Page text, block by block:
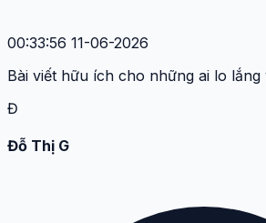
00:33:56 11-06-2026
Bài viết hữu ích cho những ai lo lắng
Đ
Đỗ Thị G